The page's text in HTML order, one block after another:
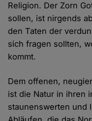
Religion. Der Zorn
sollen, ist nirgends
den Taten der
sich fragen sollten,
kommt.
Dem offenen,
ist die Natur in ihren
staunenswerten und